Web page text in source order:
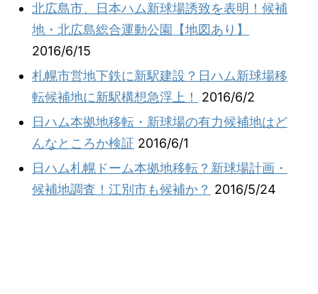
北広島市、日本ハム新球場誘致を表明！候補
地・北広島総合運動公園【地図あり】
2016/6/15
札幌市営地下鉄に新駅建設？日ハム新球場移
転候補地に新駅構想急浮上！
2016/6/2
日ハム本拠地移転・新球場の有力候補地はど
んなところか検証 2016/6/1
日ハム札幌ドーム本拠地移転？新球場計画・
候補地調査！江別市も候補か？ 2016/5/24